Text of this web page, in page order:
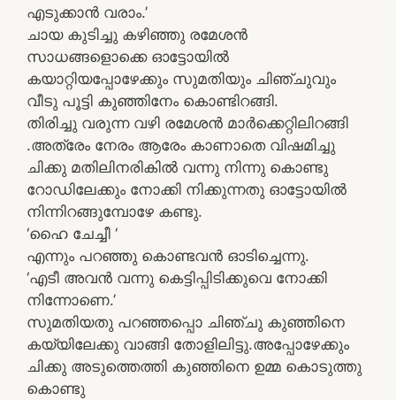
എടുക്കാന്‍ വരാം.’
ചായ കുടിച്ചു കഴിഞ്ഞു രമേശന്‍
സാധങ്ങളൊക്കെ ഓട്ടോയില്‍
കയാറ്റിയപ്പോഴേക്കും സുമതിയും ചിഞ്ചുവും
വീടു പൂട്ടി കുഞ്ഞിനേം കൊണ്ടിറങ്ങി.
തിരിച്ചു വരുന്ന വഴി രമേശന്‍ മാര്‍ക്കെറ്റിലിറങ്ങി
.അത്രേം നേരം ആരേം കാണാതെ വിഷമിച്ചു
ചിക്കു മതിലിനരികില്‍ വന്നു നിന്നു കൊണ്ടു
റോഡിലേക്കും നോക്കി നിക്കുന്നതു ഓട്ടോയില്‍
നിന്നിറങ്ങുമ്പോഴേ കണ്ടു.
‘ഹൈ ചേച്ചീ ‘
എന്നും പറഞ്ഞു കൊണ്ടവന്‍ ഓടിച്ചെന്നു.
‘എടീ അവന്‍ വന്നു കെട്ടിപ്പിടിക്കുവെ നോക്കി
നിന്നോണെ.’
സുമതിയതു പറഞ്ഞപ്പൊ ചിഞ്ചു കുഞ്ഞിനെ
കയ്യിലേക്കു വാങ്ങി തോളിലിട്ടു.അപ്പോഴേക്കും
ചിക്കു അടുത്തെത്തി കുഞ്ഞിനെ ഉമ്മ കൊടുത്തു
കൊണ്ടു